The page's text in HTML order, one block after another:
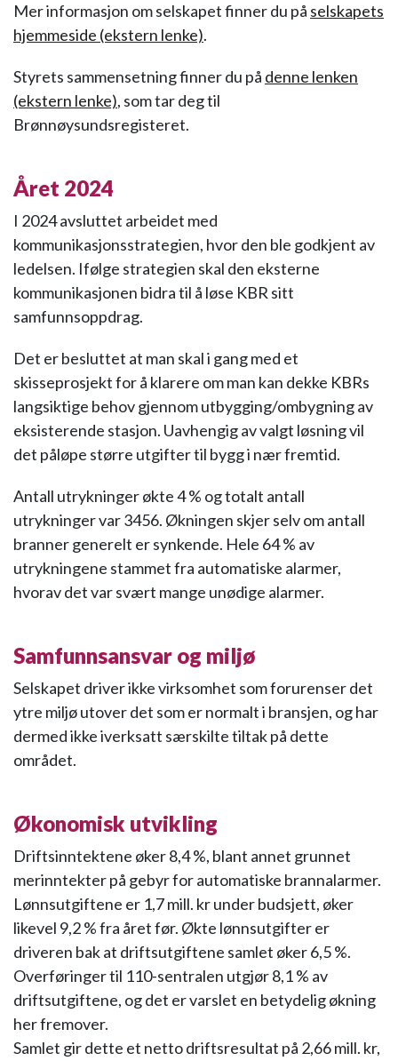
Mer informasjon om selskapet finner du på selskapets
hjemmeside (ekstern lenke).
Styrets sammensetning finner du på denne lenken
(ekstern lenke), som tar deg til
Brønnøysundsregisteret.
Året 2024
I 2024 avsluttet arbeidet med
kommunikasjonsstrategien, hvor den ble godkjent av
ledelsen. Ifølge strategien skal den eksterne
kommunikasjonen bidra til å løse KBR sitt
samfunnsoppdrag.
Det er besluttet at man skal i gang med et
skisseprosjekt for å klarere om man kan dekke KBRs
langsiktige behov gjennom utbygging/ombygning av
eksisterende stasjon. Uavhengig av valgt løsning vil
det påløpe større utgifter til bygg i nær fremtid.
Antall utrykninger økte 4 % og totalt antall
utrykninger var 3456. Økningen skjer selv om antall
branner generelt er synkende. Hele 64 % av
utrykningene stammet fra automatiske alarmer,
hvorav det var svært mange unødige alarmer.
Samfunnsansvar og miljø
Selskapet driver ikke virksomhet som forurenser det
ytre miljø utover det som er normalt i bransjen, og har
dermed ikke iverksatt særskilte tiltak på dette
området.
Økonomisk utvikling
Driftsinntektene øker 8,4 %, blant annet grunnet
merinntekter på gebyr for automatiske brannalarmer.
Lønnsutgiftene er 1,7 mill. kr under budsjett, øker
likevel 9,2 % fra året før. Økte lønnsutgifter er
driveren bak at driftsutgiftene samlet øker 6,5 %.
Overføringer til 110-sentralen utgjør 8,1 % av
driftsutgiftene, og det er varslet en betydelig økning
her fremover.
Samlet gir dette et netto driftsresultat på 2,66 mill. kr,